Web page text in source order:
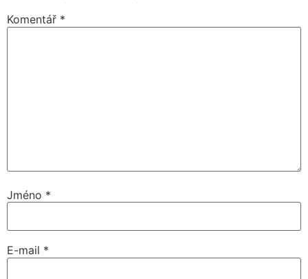
Komentář *
Jméno *
E-mail *